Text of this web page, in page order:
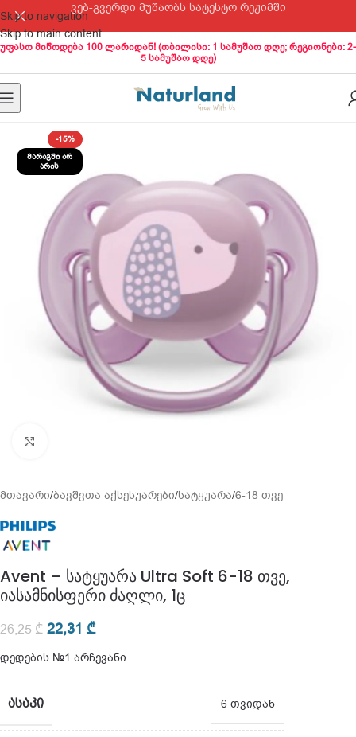
Skip to navigation
Skip to main content
ვებ-გვერდი მუშაობს სატესტო რეჟიმში
უფასო მიწოდება 100 ლარიდან! (თბილისი: 1 სამუშაო დღე; რეგიონები: 2-
5 სამუშაო დღე)
-15%
ᲛᲐᲠᲐᲒᲨᲘ ᲐᲠ
ᲐᲠᲘᲡ
მთავარი/ბავშვთა აქსესუარები/სატყუარა/6-18 თვე
Avent – სატყუარა Ultra Soft 6-18 თვე,
იასამნისფერი ძაღლი, 1ც
26,25₾ 22,31 ₾
დედების №1 არჩევანი
ᲐᲡᲐᲙᲘ 6 თვიდან